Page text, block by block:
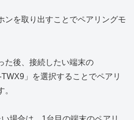
ンを取り出すことでペアリングモ
た後、接続したい端末の
」を選択することでペアリ